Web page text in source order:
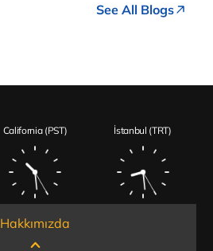
See All Blogs
California (PST) İstanbul (TRT)
Hakkımızda